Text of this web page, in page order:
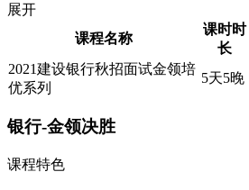
展开
课程名称
课时时
长
2021建设银行秋招面试金领培
优系列
5天5晚
银行-金领决胜
课程特色